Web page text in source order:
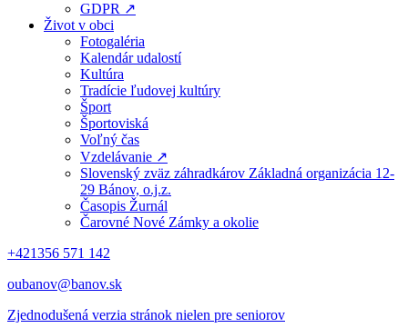
GDPR ↗
Život v obci
Fotogaléria
Kalendár udalostí
Kultúra
Tradície ľudovej kultúry
Šport
Športoviská
Voľný čas
Vzdelávanie ↗
Slovenský zväz záhradkárov Základná organizácia 12-
29 Bánov, o.j.z.
Časopis Žurnál
Čarovné Nové Zámky a okolie
+421356 571 142
oubanov@banov.sk
Zjednodušená verzia stránok nielen pre seniorov